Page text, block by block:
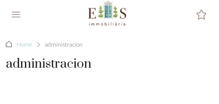
Home administracion
administracion